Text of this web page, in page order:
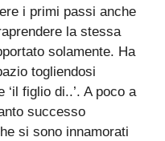
i primi passi anche
la stessa
solamente. Ha
togliendosi
‘il figlio di..’. A poco a
successo
si sono innamorati